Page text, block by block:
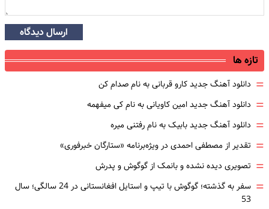
ارسال دیدگاه
تازه ها
= دانلود آهنگ جدید کارو قربانی به نام صدام کن
= دانلود آهنگ جدید امین کاویانی به نام کی میفهمه
= دانلود آهنگ جدید بابیک به نام رفتنی میره
= تقدیر از مصطفی احمدی در ویژه‌برنامه «ستارگان خبرفوری»
= تصویری دیده نشده و بانمک از گوگوش و پدرش
=
سفر به گذشته؛ گوگوش با تیپ و استایل افغانستانی در 24 سالگی؛ سال
53